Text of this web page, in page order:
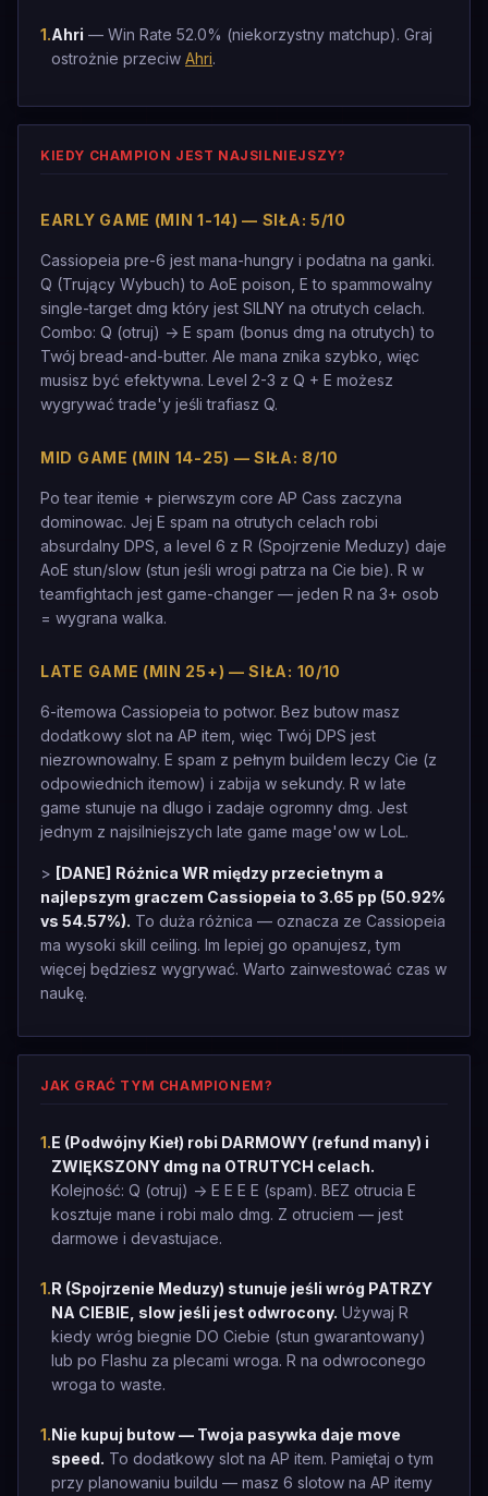
1.Ahri — Win Rate 52.0% (niekorzystny matchup). Graj
ostrożnie przeciw Ahri.
KIEDY CHAMPION JEST NAJSILNIEJSZY?
EARLY GAME (MIN 1-14) — SIŁA: 5/10
Cassiopeia pre-6 jest mana-hungry i podatna na ganki.
Q (Trujący Wybuch) to AoE poison, E to spammowalny
single-target dmg który jest SILNY na otrutych celach.
Combo: Q (otruj) -> E spam (bonus dmg na otrutych) to
Twój bread-and-butter. Ale mana znika szybko, więc
musisz być efektywna. Level 2-3 z Q + E możesz
wygrywać trade'y jeśli trafiasz Q.
MID GAME (MIN 14-25) — SIŁA: 8/10
Po tear itemie + pierwszym core AP Cass zaczyna
dominowac. Jej E spam na otrutych celach robi
absurdalny DPS, a level 6 z R (Spojrzenie Meduzy) daje
AoE stun/slow (stun jeśli wrogi patrza na Cie bie). R w
teamfightach jest game-changer — jeden R na 3+ osob
= wygrana walka.
LATE GAME (MIN 25+) — SIŁA: 10/10
6-itemowa Cassiopeia to potwor. Bez butow masz
dodatkowy slot na AP item, więc Twój DPS jest
niezrownowalny. E spam z pełnym buildem leczy Cie (z
odpowiednich itemow) i zabija w sekundy. R w late
game stunuje na dlugo i zadaje ogromny dmg. Jest
jednym z najsilniejszych late game mage'ow w LoL.
> [DANE] Różnica WR między przecietnym a
najlepszym graczem Cassiopeia to 3.65 pp (50.92%
vs 54.57%). To duża różnica — oznacza ze Cassiopeia
ma wysoki skill ceiling. Im lepiej go opanujesz, tym
więcej będziesz wygrywać. Warto zainwestować czas w
naukę.
JAK GRAĆ TYM CHAMPIONEM?
1.E (Podwójny Kieł) robi DARMOWY (refund many) i
ZWIĘKSZONY dmg na OTRUTYCH celach.
Kolejność: Q (otruj) -> E E E E (spam). BEZ otrucia E
kosztuje mane i robi malo dmg. Z otruciem — jest
darmowe i devastujace.
1.R (Spojrzenie Meduzy) stunuje jeśli wróg PATRZY
NA CIEBIE, slow jeśli jest odwrocony. Używaj R
kiedy wróg biegnie DO Ciebie (stun gwarantowany)
lub po Flashu za plecami wroga. R na odwroconego
wroga to waste.
1.Nie kupuj butow — Twoja pasywka daje move
speed. To dodatkowy slot na AP item. Pamiętaj o tym
przy planowaniu buildu — masz 6 slotow na AP itemy